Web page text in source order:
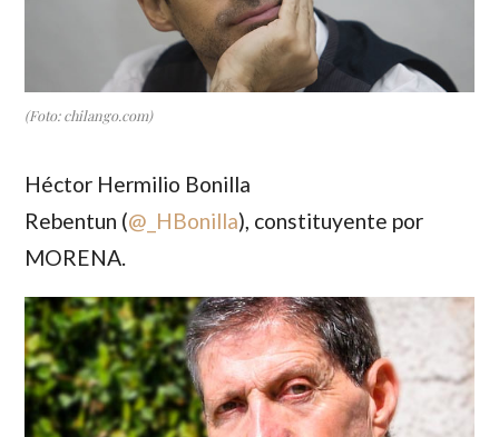
(Foto: chilango.com)
Héctor Hermilio Bonilla
Rebentun (@ _HBonilla), constituyente por
MORENA.